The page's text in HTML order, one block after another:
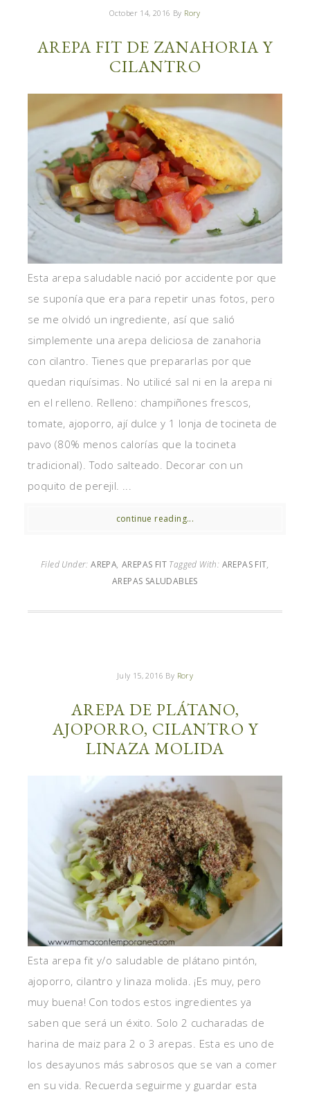
October 14, 2016 By Rory
AREPA FIT DE ZANAHORIA Y
CILANTRO
Esta arepa saludable nació por accidente por que
se suponía que era para repetir unas fotos, pero
se me olvidó un ingrediente, así que salió
simplemente una arepa deliciosa de zanahoria
con cilantro. Tienes que prepararlas por que
quedan riquísimas. No utilicé sal ni en la arepa ni
en el relleno. Relleno: champiñones frescos,
tomate, ajoporro, ají dulce y 1 lonja de tocineta de
pavo (80% menos calorías que la tocineta
tradicional). Todo salteado. Decorar con un
poquito de perejil. ...
continue reading...
Filed Under:AREPA, AREPAS FIT Tagged With: AREPAS FIT,
AREPAS SALUDABLES
July 15, 2016 By Rory
AREPA DE PLÁTANO,
AJOPORRO, CILANTRO Y
LINAZA MOLIDA
Esta arepa fit y/o saludable de plátano pintón,
ajoporro, cilantro y linaza molida. ¡Es muy, pero
muy buena! Con todos estos ingredientes ya
saben que será un éxito. Solo 2 cucharadas de
harina de maiz para 2 o 3 arepas. Esta es uno de
los desayunos más sabrosos que se van a comer
en su vida. Recuerda seguirme y guardar esta